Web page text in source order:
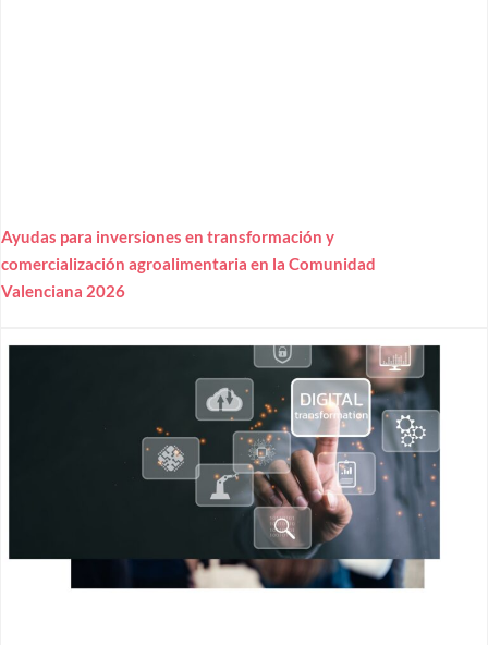
Ayudas para inversiones en transformación y
comercialización agroalimentaria en la Comunidad
Valenciana 2026